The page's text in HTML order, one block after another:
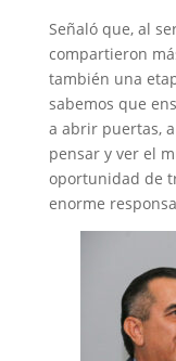
Señaló que, al
compartieron
también una
sabemos que
a abrir puertas,
pensar y ver el
oportunidad de
enorme